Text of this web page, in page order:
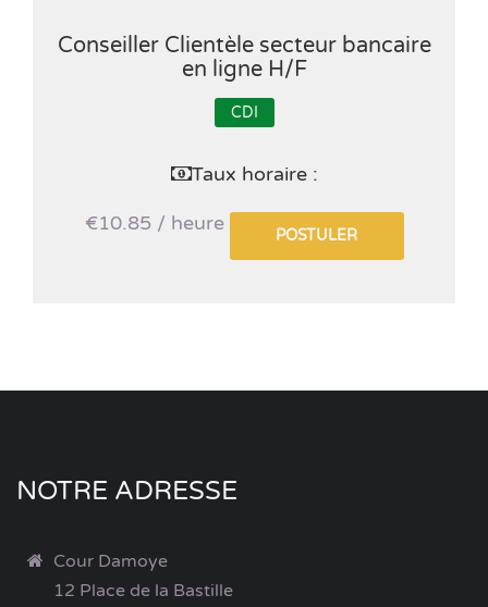
Conseiller Clientèle secteur bancaire
en ligne H/F
CDI
Taux horaire :
€10.85 / heure
POSTULER
NOTRE ADRESSE
Cour Damoye
12 Place de la Bastille